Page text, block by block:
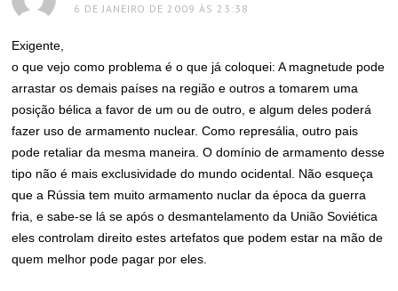
6 DE JANEIRO DE 2009 ÀS 23:38
Exigente,
o que vejo como problema é o que já coloquei: A magnetude pode
arrastar os demais países na região e outros a tomarem uma
posição bélica a favor de um ou de outro, e algum deles poderá
fazer uso de armamento nuclear. Como represália, outro pais
pode retaliar da mesma maneira. O domínio de armamento desse
tipo não é mais exclusividade do mundo ocidental. Não esqueça
que a Rússia tem muito armamento nuclar da época da guerra
fria, e sabe-se lá se após o desmantelamento da União Soviética
eles controlam direito estes artefatos que podem estar na mão de
quem melhor pode pagar por eles.